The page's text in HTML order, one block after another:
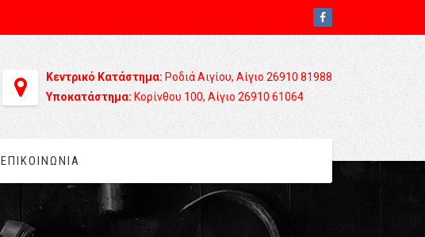
Κεντρικό Κατάστημα: Ροδιά Αιγίου, Αίγιο 26910 81988
Υποκατάστημα:Κορίνθου 100, Αίγιο 26910 61064
ΕΠΙΚΟΙΝΩΝΙΑ